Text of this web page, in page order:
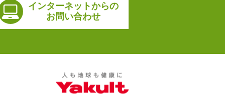
インターネットからの
お問い合わせ